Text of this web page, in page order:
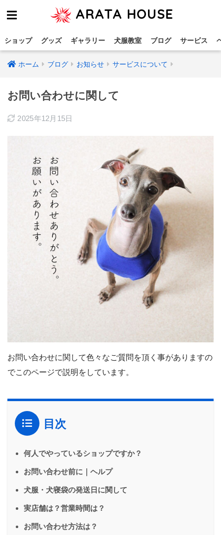
ARATA HOUSE
ショップ グッズ ギャラリー 犬服教室 ブログ サービス
ホーム ブログ お知らせ サービスについて
お問い合わせに関して
2025年12月15日
お問い合わせに関して色々なご質問を頂く事がありますの
でこのページで説明をしています。
目次
何人でやっているショップですか？
お問い合わせ前に｜ヘルプ
犬服・犬寝袋の発送日に関して
実店舗は？営業時間は？
お問い合わせ方法は？